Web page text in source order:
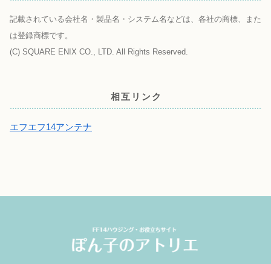
記載されている会社名・製品名・システム名などは、各社の商標、また
は登録商標です。
(C) SQUARE ENIX CO., LTD. All Rights Reserved.
相互リンク
エフエフ14アンテナ